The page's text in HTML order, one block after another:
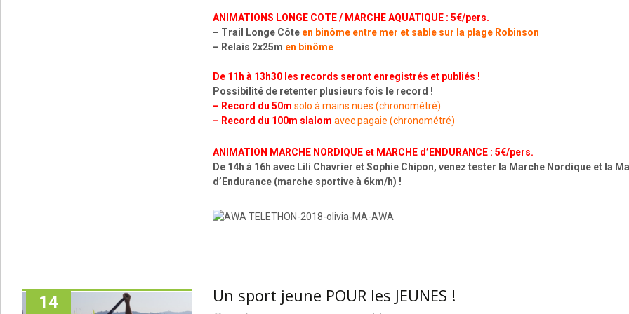
ANIMATIONS LONGE COTE / MARCHE AQUATIQUE : 5€/pers.
– Trail Longe Côte en binôme entre mer et sable sur la plage Robinson
– Relais 2x25m en binôme
De 11h à 13h30 les records seront enregistrés et publiés !
Possibilité de retenter plusieurs fois le record !
– Record du 50m solo à mains nues (chronométré)
– Record du 100m slalom avec pagaie (chronométré)
ANIMATION MARCHE NORDIQUE et MARCHE d’ENDURANCE : 5€/pers.
De 14h à 16h avec Lili Chavrier et Sophie Chipon, venez tester la Marche Nordique et la
d’Endurance (marche sportive à 6km/h) !
14 Un sport jeune POUR les JEUNES !